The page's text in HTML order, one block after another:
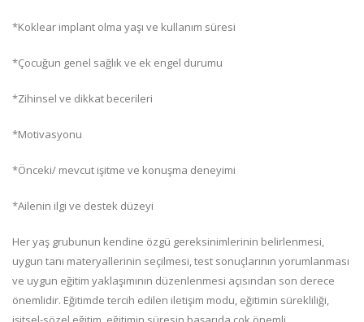
*Koklear implant olma yaşı ve kullanım süresi
*Çocuğun genel sağlık ve ek engel durumu
*Zihinsel ve dikkat becerileri
*Motivasyonu
*Önceki/ mevcut işitme ve konuşma deneyimi
*Ailenin ilgi ve destek düzeyi
Her yaş grubunun kendine özgü gereksinimlerinin belirlenmesi,
uygun tanı materyallerinin seçilmesi, test sonuçlarının yorumlanması
ve uygun eğitim yaklaşımının düzenlenmesi açısından son derece
önemlidir. Eğitimde tercih edilen iletişim modu, eğitimin sürekliliği,